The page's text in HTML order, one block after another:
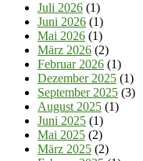
Juli 2026 (1)
Juni 2026 (1)
Mai 2026 (1)
März 2026 (2)
Februar 2026 (1)
Dezember 2025 (1)
September 2025 (3)
August 2025 (1)
Juni 2025 (1)
Mai 2025 (2)
März 2025 (2)